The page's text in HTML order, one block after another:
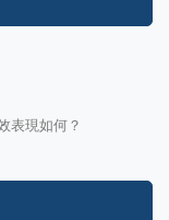
表現如何？